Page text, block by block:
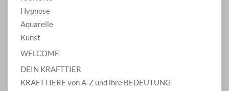
Hypnose
Aquarelle
Kunst
WELCOME
DEIN KRAFTTIER
KRAFTTIERE von A-Z und ihre BEDEUTUNG